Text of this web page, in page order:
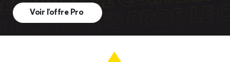
Voir l’offre Pro